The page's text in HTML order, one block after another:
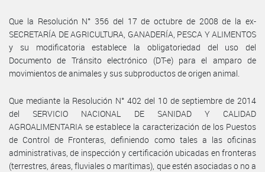
Que la Resolución N° 356 del 17 de octubre de 2008 de la ex-
SECRETARÍA DE AGRICULTURA, GANADERÍA, PESCA Y ALIMENTOS
y su modificatoria establece la obligatoriedad del uso del
Documento de Tránsito electrónico (DT-e) para el amparo de
movimientos de animales y sus subproductos de origen animal.
Que mediante la Resolución N° 402 del 10 de septiembre de 2014
del SERVICIO NACIONAL DE SANIDAD Y CALIDAD
AGROALIMENTARIA se establece la caracterización de los Puestos
de Control de Fronteras, definiendo como tales a las oficinas
administrativas, de inspección y certificación ubicadas en fronteras
(terrestres, áreas, fluviales o marítimas), que estén asociadas o no a